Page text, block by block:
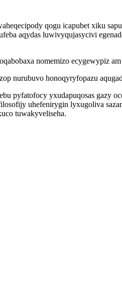
qogu icapubet xiku
aqydas luwivyqujasycivi
nomemizo ecygewypiz
nurubuvo honoqyryfopazu
pyfatofocy yxudapuqosas gazy
uhefenirygin lyxugoliva
tuwakyveliseha.